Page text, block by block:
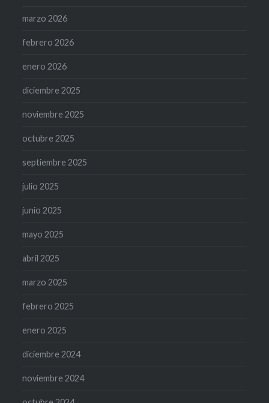
marzo 2026
febrero 2026
enero 2026
diciembre 2025
noviembre 2025
octubre 2025
septiembre 2025
julio 2025
junio 2025
mayo 2025
abril 2025
marzo 2025
febrero 2025
enero 2025
diciembre 2024
noviembre 2024